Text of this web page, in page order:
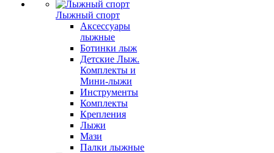
Лыжный спорт
Аксессуары
лыжные
Ботинки лыж
Детские Лыж.
Комплекты и
Мини-лыжи
Инструменты
Комплекты
Крепления
Лыжи
Мази
Палки лыжные